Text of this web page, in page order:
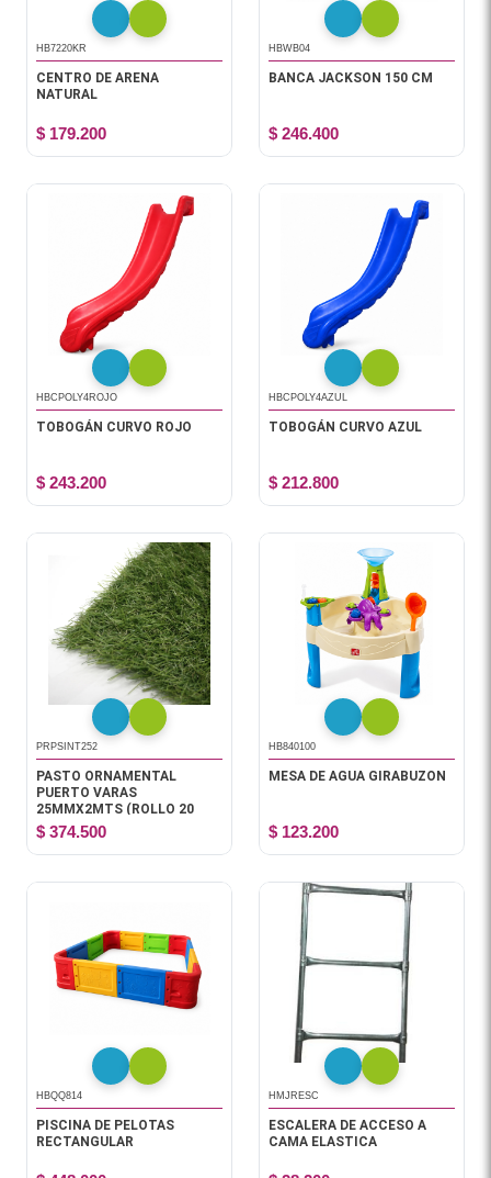
HB7220KR
CENTRO DE ARENA
NATURAL
$ 179.200
HBWB04
BANCA JACKSON 150 CM
$ 246.400
HBCPOLY4ROJO
TOBOGÁN CURVO ROJO
$ 243.200
HBCPOLY4AZUL
TOBOGÁN CURVO AZUL
$ 212.800
PRPSINT252
PASTO ORNAMENTAL
PUERTO VARAS
25MMX2MTS (ROLLO 20
MTS)
$ 374.500
HB840100
MESA DE AGUA GIRABUZON
$ 123.200
HBQQ814
PISCINA DE PELOTAS
RECTANGULAR
HMJRESC
ESCALERA DE ACCESO A
CAMA ELASTICA